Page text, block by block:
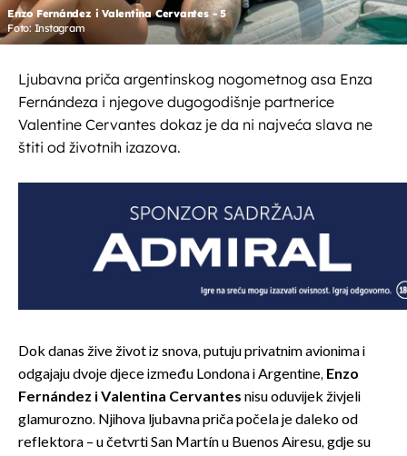
Enzo Fernández i Valentina Cervantes - 5
Foto: Instagram
Ljubavna priča argentinskog nogometnog asa Enza
Fernándeza i njegove dugogodišnje partnerice
Valentine Cervantes dokaz je da ni najveća slava ne
štiti od životnih izazova.
Dok danas žive život iz snova, putuju privatnim avionima i
odgajaju dvoje djece između Londona i Argentine, Enzo
Fernández i Valentina Cervantes nisu oduvijek živjeli
glamurozno. Njihova ljubavna priča počela je daleko od
reflektora – u četvrti San Martín u Buenos Airesu, gdje su